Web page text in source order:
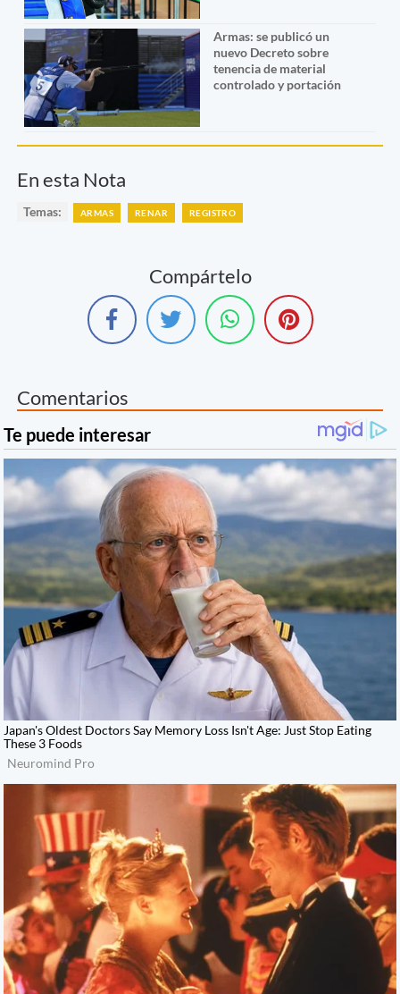
Armas: se publicó un
nuevo Decreto sobre
tenencia de material
controlado y portación
En esta Nota
Temas: ARMAS RENAR REGISTRO
Compártelo
Comentarios